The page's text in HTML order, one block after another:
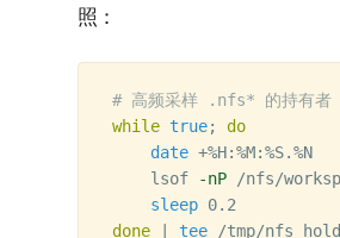
照：
# 高频采样 .nfs* 的持有者
while true;
do
date +%H:%M:%S.%N
    lsof
-nP /nfs/
sleep
done | tee